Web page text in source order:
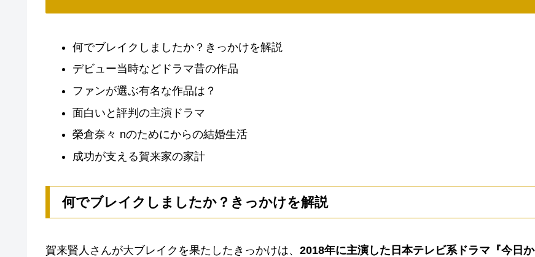
何でブレイクしましたか？きっかけを解説
デビュー当時などドラマ昔の作品
ファンが選ぶ有名な作品は？
面白いと評判の主演ドラマ
榮倉奈々 nのためにからの結婚生活
成功が支える賀来家の家計
何でブレイクしましたか？きっかけを解説
賀来賢人さんが大ブレイクを果たしたきっかけは、 2018年に主演した日本テレビ系ドラマ『今日か